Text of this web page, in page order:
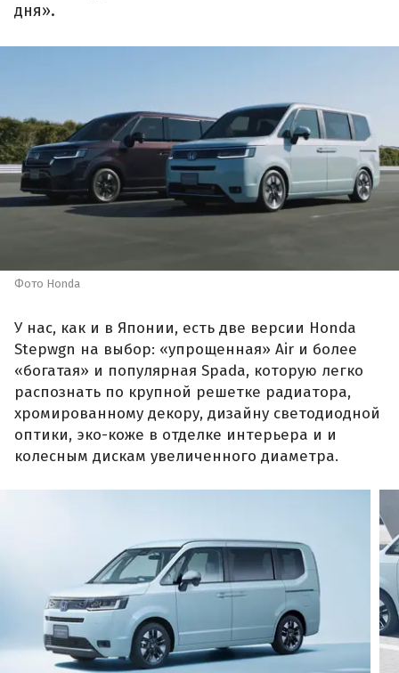
дня».
Фото Honda
У нас, как и в Японии, есть две версии Honda
Stepwgn на выбор: «упрощенная» Air и более
«богатая» и популярная Spada, которую легко
распознать по крупной решетке радиатора,
хромированному декору, дизайну светодиодной
оптики, эко-коже в отделке интерьера и и
колесным дискам увеличенного диаметра.